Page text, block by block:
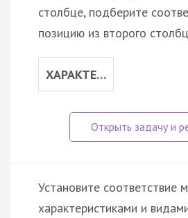
столбце, подберите
позицию из второго
ХАРАКТЕ…
Установите соответствие
характеристиками и